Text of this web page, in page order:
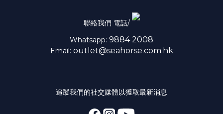
聯絡我們 電話/
Whatsapp: 9884 2008
Email: outlet@seahorse.com.hk
追蹤我們的社交媒體以獲取最新消息